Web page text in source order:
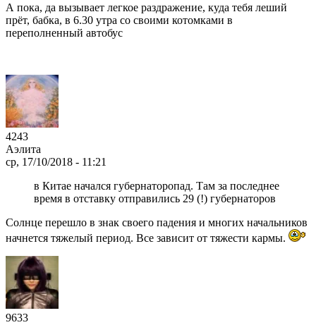
А пока, да вызывает легкое раздражение, куда тебя леший
прёт, бабка, в 6.30 утра со своими котомками в
переполненный автобус
4243
Аэлита
ср, 17/10/2018 - 11:21
в Китае начался губернаторопад. Там за последнее
время в отставку отправились 29 (!) губернаторов
Солнце перешло в знак своего падения и многих начальников
начнется тяжелый период. Все зависит от тяжести кармы.
9633